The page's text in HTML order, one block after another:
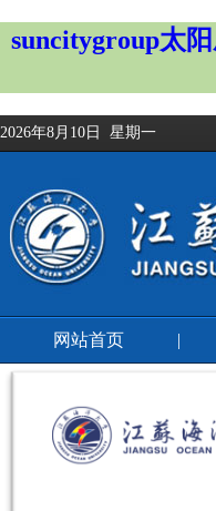
suncitygroup太
2026年8月10日 星期一
网站首页 |